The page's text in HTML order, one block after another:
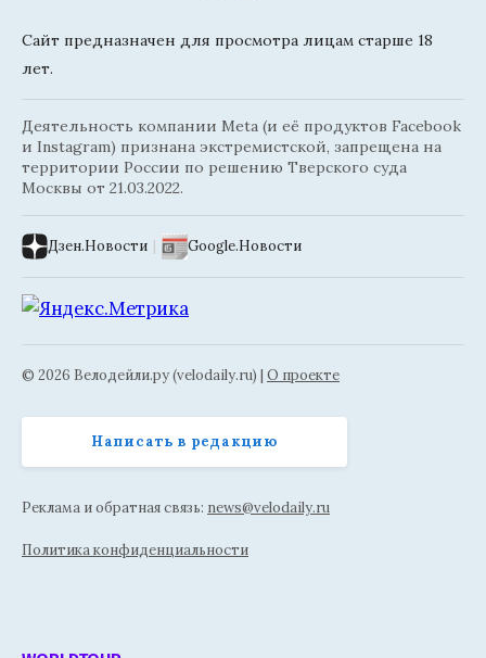
Сайт предназначен для просмотра лицам старше 18
лет.
Деятельность компании Meta (и её продуктов Facebook
и Instagram) признана экстремистской, запрещена на
территории России по решению Тверского суда
Москвы от 21.03.2022.
Дзен.Новости | Google.Новости
© 2026 Велодейли.ру (velodaily.ru) | О проекте
Написать в редакцию
Реклама и обратная связь: news@velodaily.ru
Политика конфиденциальности